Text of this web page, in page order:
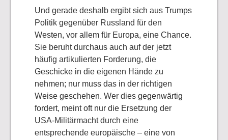
Und gerade deshalb ergibt sich aus Trumps
Politik gegenüber Russland für den
Westen, vor allem für Europa, eine Chance.
Sie beruht durchaus auch auf der jetzt
häufig artikulierten Forderung, die
Geschicke in die eigenen Hände zu
nehmen; nur muss das in der richtigen
Weise geschehen. Wer dies gegenwärtig
fordert, meint oft nur die Ersetzung der
USA-Militärmacht durch eine
entsprechende europäische – eine von